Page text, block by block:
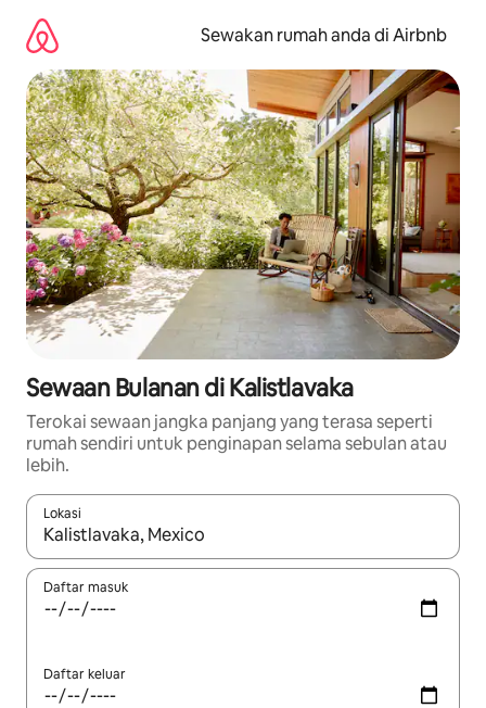
kandungan
Sewakan rumah anda di Airbnb
Sewaan Bulanan di Kalistlavaka
Terokai sewaan jangka panjang yang terasa seperti
rumah sendiri untuk penginapan selama sebulan atau
lebih.
Lokasi
Apabila hasil tersedia, navigasi dengan kekunci anak panah
Daftar masuk
Daftar keluar